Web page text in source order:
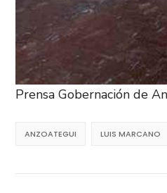
Prensa Gobernación de
ANZOATEGUI LUIS MARCANO